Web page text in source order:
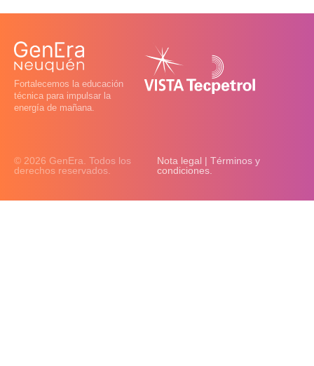
Fortalecemos la educación
técnica para impulsar la
energía de mañana.
© 2026 GenEra. Todos los
derechos reservados.
Nota legal | Términos y
condiciones.